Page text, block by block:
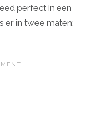
perfect in een
er in twee maten: